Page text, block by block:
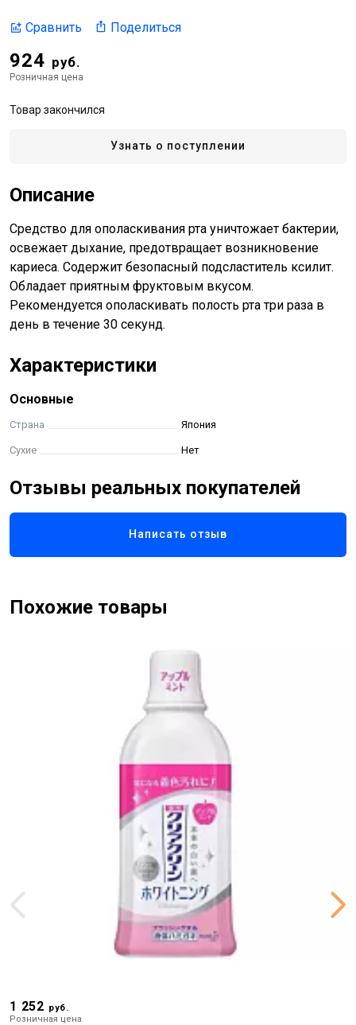
Сравнить Поделиться
924 руб.
Розничная цена
Товар закончился
Узнать о поступлении
Описание
Средство для ополаскивания рта уничтожает бактерии,
освежает дыхание, предотвращает возникновение
кариеса. Содержит безопасный подсластитель ксилит.
Обладает приятным фруктовым вкусом.
Рекомендуется ополаскивать полость рта три раза в
день в течение 30 секунд.
Характеристики
Основные
Страна Япония
Сухие Нет
Отзывы реальных покупателей
Написать отзыв
Похожие товары
1 252 руб.
Розничная цена